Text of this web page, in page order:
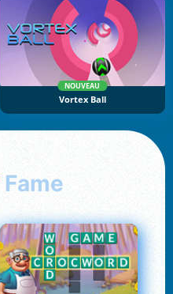
NOUVEAU
Vortex Ball
Fame